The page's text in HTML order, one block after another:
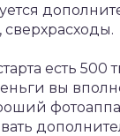
сверхрасходы.
есть 500
вы